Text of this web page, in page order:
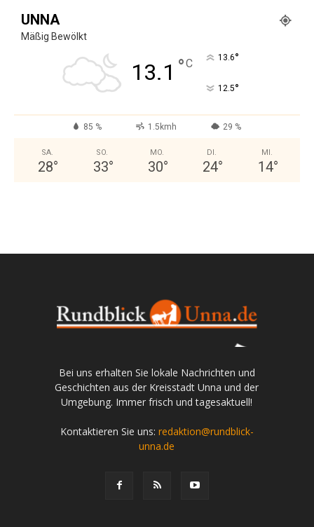
UNNA
Mäßig Bewölkt
13.1 °C 13.6°
12.5°
85 % 1.5kmh 29 %
SA.
28°
SO.
33°
MO.
30°
DI.
24°
MI.
14°
Bei uns erhalten Sie lokale Nachrichten und
Geschichten aus der Kreisstadt Unna und der
Umgebung. Immer frisch und tagesaktuell!
Kontaktieren Sie uns: redaktion@rundblick-
unna.de